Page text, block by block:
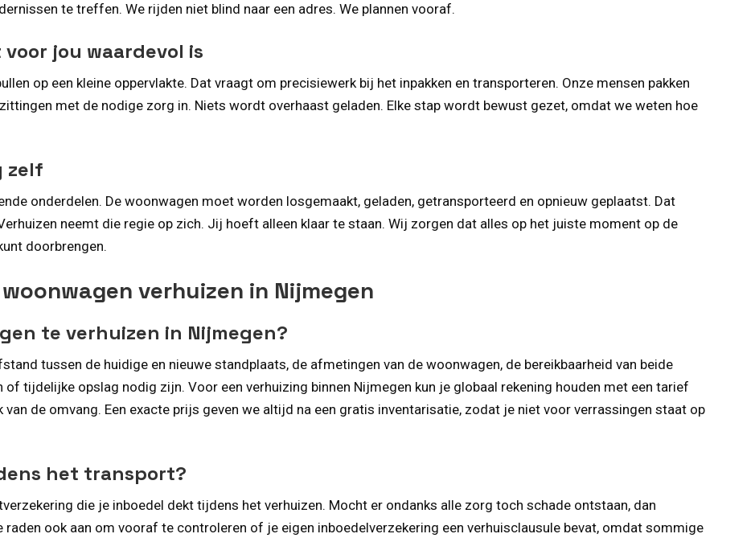
te treffen. We rijden niet blind naar een adres. We plannen vooraf.
jou waardevol is
op een kleine oppervlakte. Dat vraagt om precisiewerk bij het inpakken en transporteren. Onze mensen pakken
met de nodige zorg in. Niets wordt overhaast geladen. Elke stap wordt bewust gezet, omdat we weten hoe
zelf
onderdelen. De woonwagen moet worden losgemaakt, geladen, getransporteerd en opnieuw geplaatst. Dat
neemt die regie op zich. Jij hoeft alleen klaar te staan. Wij zorgen dat alles op het juiste moment op de
doorbrengen.
verhuizen in Nijmegen
te verhuizen in Nijmegen?
tussen de huidige en nieuwe standplaats, de afmetingen van de woonwagen, de bereikbaarheid van beide
tijdelijke opslag nodig zijn. Voor een verhuizing binnen Nijmegen kun je globaal rekening houden met een tarief
de omvang. Een exacte prijs geven we altijd na een gratis inventarisatie, zodat je niet voor verrassingen staat op
het transport?
die je inboedel dekt tijdens het verhuizen. Mocht er ondanks alle zorg toch schade ontstaan, dan
ook aan om vooraf te controleren of je eigen inboedelverzekering een verhuisclausule bevat, omdat sommige